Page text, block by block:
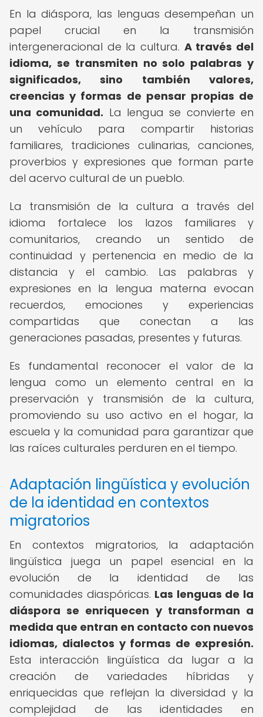
En la diáspora, las lenguas desempeñan un
papel crucial en la transmisión
intergeneracional de la cultura. A través del
idioma, se transmiten no solo palabras y
significados, sino también valores,
creencias y formas de pensar propias de
una comunidad. La lengua se convierte en
un vehículo para compartir historias
familiares, tradiciones culinarias, canciones,
proverbios y expresiones que forman parte
del acervo cultural de un pueblo.
La transmisión de la cultura a través del
idioma fortalece los lazos familiares y
comunitarios, creando un sentido de
continuidad y pertenencia en medio de la
distancia y el cambio. Las palabras y
expresiones en la lengua materna evocan
recuerdos, emociones y experiencias
compartidas que conectan a las
generaciones pasadas, presentes y futuras.
Es fundamental reconocer el valor de la
lengua como un elemento central en la
preservación y transmisión de la cultura,
promoviendo su uso activo en el hogar, la
escuela y la comunidad para garantizar que
las raíces culturales perduren en el tiempo.
Adaptación lingüística y evolución
de la identidad en contextos
migratorios
En contextos migratorios, la adaptación
lingüística juega un papel esencial en la
evolución de la identidad de las
comunidades diaspóricas. Las lenguas de la
diáspora se enriquecen y transforman a
medida que entran en contacto con nuevos
idiomas, dialectos y formas de expresión.
Esta interacción lingüística da lugar a la
creación de variedades híbridas y
enriquecidas que reflejan la diversidad y la
complejidad de las identidades en